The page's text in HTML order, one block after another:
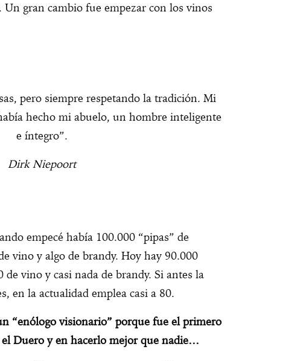
gran cambio fue empezar con los vinos
pero siempre respetando la tradición. Mi
hecho mi abuelo, un hombre inteligente
e íntegro”.
Dirk Niepoort
empecé había 100.000 “pipas” de
vino y algo de brandy. Hoy hay 90.000
vino y casi nada de brandy. Si antes la
en la actualidad emplea casi a 80.
“enólogo visionario” porque fue el primero
Duero y en hacerlo mejor que nadie…